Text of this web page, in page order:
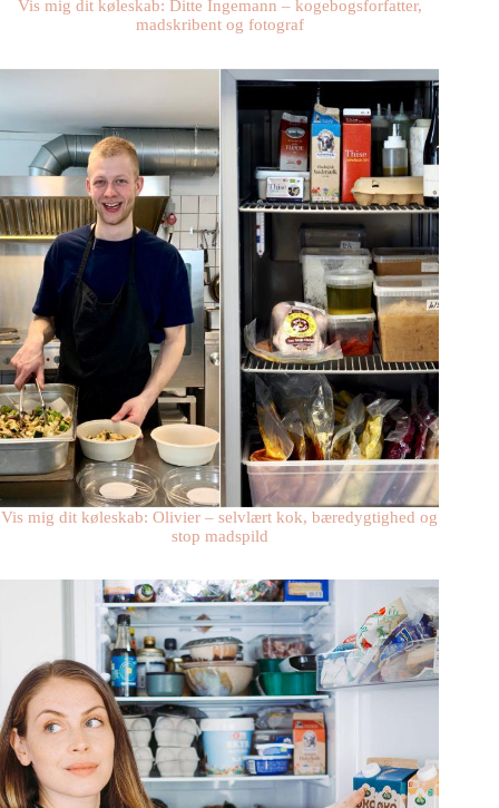
Vis mig dit køleskab: Ditte Ingemann – kogebogsforfatter,
madskribent og fotograf
Vis mig dit køleskab: Olivier – selvlært kok, bæredygtighed og
stop madspild